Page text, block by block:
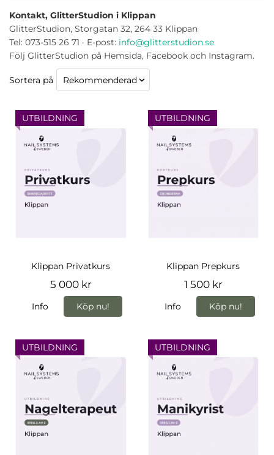
Kontakt, GlitterStudion i Klippan
GlitterStudion, Storgatan 32, 264 33 Klippan
Tel: 073-515 26 71 · E-post: info@glitterstudion.se
Följ GlitterStudion på Hemsida, Facebook och Instagram.
Sortera på
UTBILDNING
Klippan Privatkurs
5 000 kr
Info Köp nu!
UTBILDNING
Klippan Prepkurs
1 500 kr
Info Köp nu!
UTBILDNING UTBILDNING